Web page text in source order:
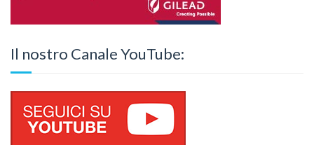
Il nostro Canale YouTube: